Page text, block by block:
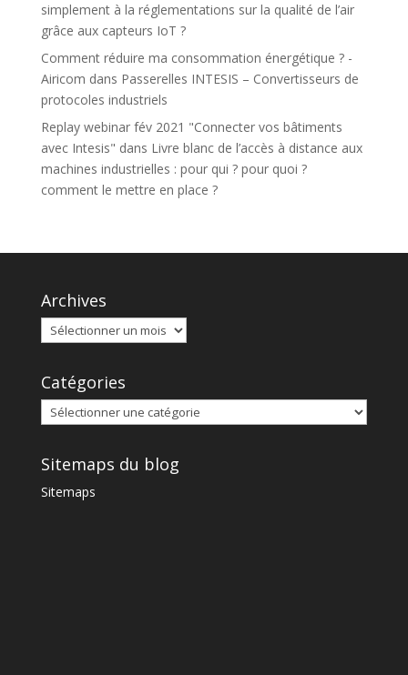
simplement à la réglementations sur la qualité de l’air
grâce aux capteurs IoT ?
Comment réduire ma consommation énergétique ? -
Airicom dans Passerelles INTESIS – Convertisseurs de
protocoles industriels
Replay webinar fév 2021 "Connecter vos bâtiments
avec Intesis" dans Livre blanc de l’accès à distance aux
machines industrielles : pour qui ? pour quoi ?
comment le mettre en place ?
Archives
Catégories
Sitemaps du blog
Sitemaps